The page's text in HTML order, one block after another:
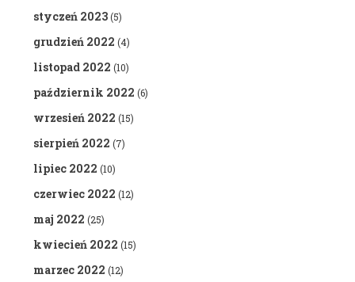
styczeń 2023(5)
grudzień 2022 (4)
listopad 2022 (10)
październik 2022 (6)
wrzesień 2022 (15)
sierpień 2022 (7)
lipiec 2022 (10)
czerwiec 2022 (12)
maj 2022 (25)
kwiecień 2022 (15)
marzec 2022 (12)